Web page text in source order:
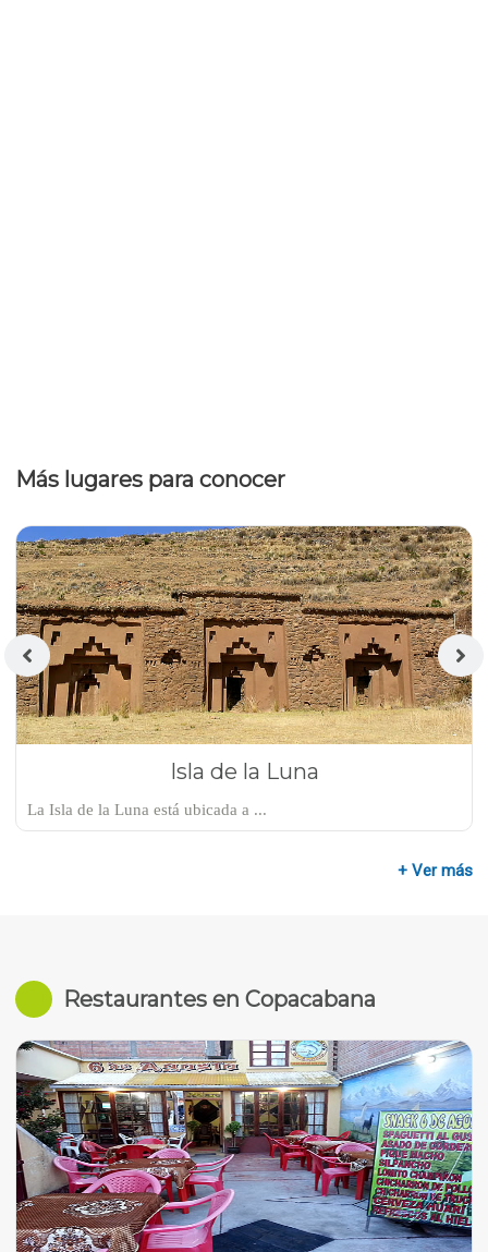
Más lugares para conocer
Isla de la Luna
La Isla de la Luna está ubicada a ...
+ Ver más
Restaurantes en Copacabana